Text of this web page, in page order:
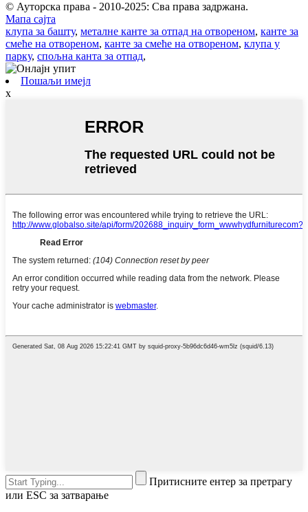
© Ауторска права - 2010-2025: Сва права задржана.
Мапа сајта
клупа за башту, металне канте за отпад на отвореном, канте за
смеће на отвореном, канте за смеће на отвореном, клупа у
парку, спољна канта за отпад,
Пошаљи имејл
x
Притисните ентер за претрагу
или ESC за затварање